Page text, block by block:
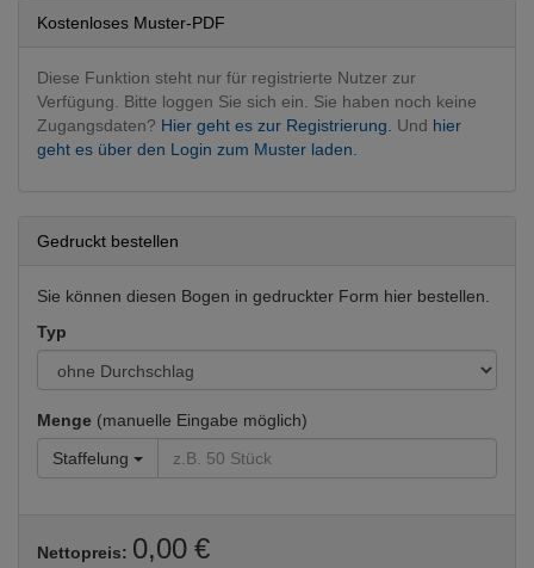
Orthopädie, Traumatologie
Kostenloses Muster-PDF
Diese Funktion steht nur für registrierte Nutzer zur
Verfügung. Bitte loggen Sie sich ein. Sie haben noch keine
Zugangsdaten? Hier geht es zur Registrierung. Und hier
geht es über den Login zum Muster laden.
Gedruckt bestellen
Sie können diesen Bogen in gedruckter Form hier bestellen.
Typ
Menge (manuelle Eingabe möglich)
Staffelung
Nettopreis: 0,00 €